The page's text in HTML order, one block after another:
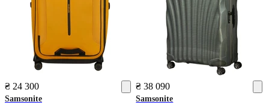
₴ 24 300
Samsonite
₴ 38 090
Samsonite